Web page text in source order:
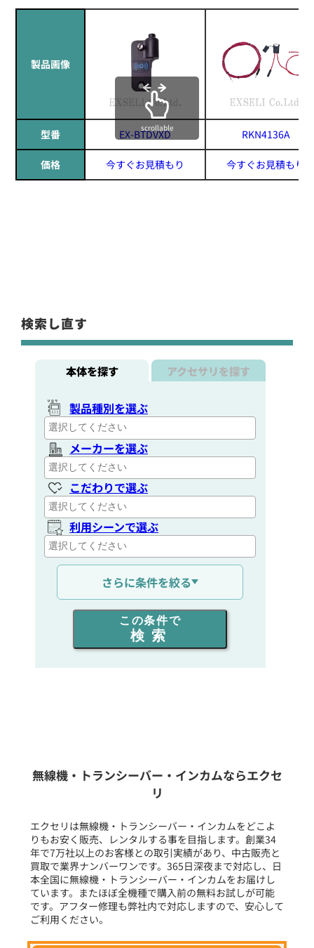
製品画像
型番 EX-BTDVXD RKN4136A
価格 今すぐお見積もり 今すぐお見積もり
scrollable
検索し直す
本体を探す アクセサリを探す
製品種別を選ぶ
メーカーを選ぶ
こだわりで選ぶ
利用シーンで選ぶ
通信距離を選ぶ
出力を選ぶ
同時通話人数を選ぶ
フリーワード入力(製品名等)
選択条件をリセット
さらに条件を絞る
この条件で
検索
無線機・トランシーバー・インカムならエクセ
リ
エクセリは無線機・トランシーバー・インカムをどこよ
りもお安く販売、レンタルする事を目指します。創業34
年で7万社以上のお客様との取引実績があり、中古販売と
買取で業界ナンバーワンです。365日深夜まで対応し、日
本全国に無線機・トランシーバー・インカムをお届けし
ています。またほぼ全機種で購入前の無料お試しが可能
です。アフター修理も弊社内で対応しますので、安心して
ご利用ください。